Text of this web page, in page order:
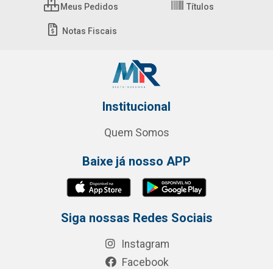
Meus Pedidos Títulos
Notas Fiscais
Institucional
Quem Somos
Baixe já nosso APP
Siga nossas Redes Sociais
Instagram
Facebook